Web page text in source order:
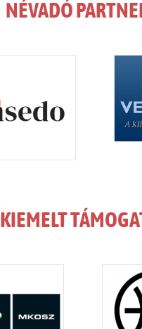
NÉVADÓ
KIEMELT